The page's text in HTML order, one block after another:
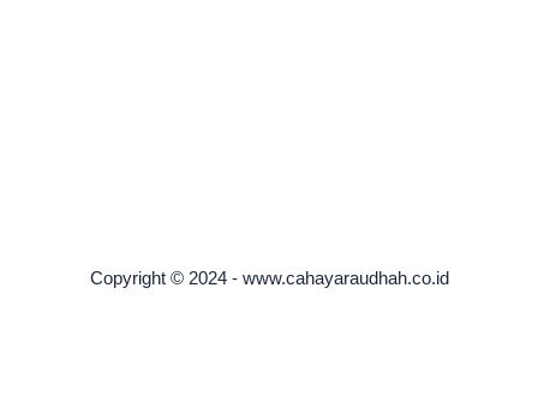
Copyright © 2024 - www.cahayaraudhah.co.id